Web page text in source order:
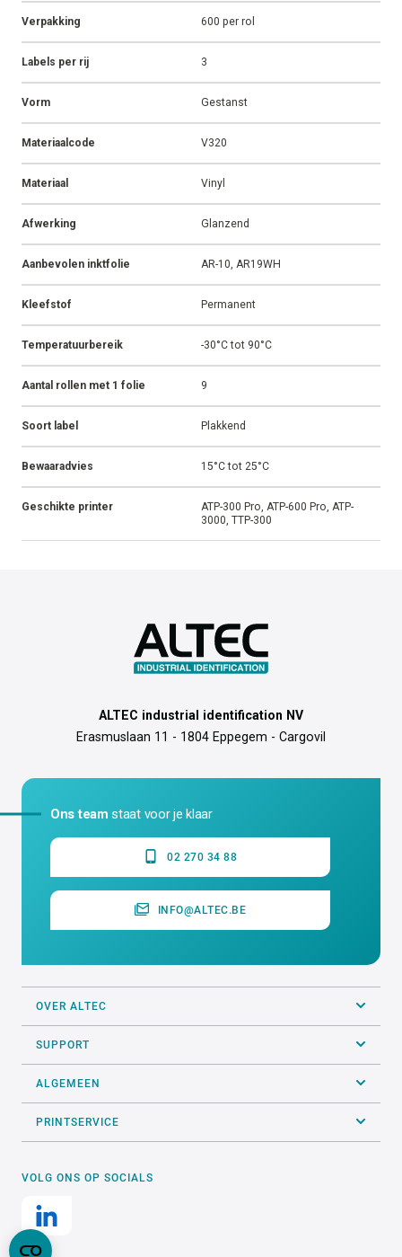
Verpakking 600 per rol
Labels per rij 3
Vorm Gestanst
Materiaalcode V320
Materiaal Vinyl
Afwerking Glanzend
Aanbevolen inktfolie AR-10, AR19WH
Kleefstof Permanent
Temperatuurbereik -30°C tot 90°C
Aantal rollen met 1 folie 9
Soort label Plakkend
Bewaaradvies 15°C tot 25°C
Geschikte printer
ATP-300 Pro, ATP-600 Pro, ATP-
3000, TTP-300
ALTEC industrial identification NV
Erasmuslaan 11 - 1804 Eppegem - Cargovil
Ons team staat voor je klaar
02 270 34 88
INFO@ALTEC.BE
OVER ALTEC
SUPPORT
ALGEMEEN
PRINTSERVICE
VOLG ONS OP SOCIALS